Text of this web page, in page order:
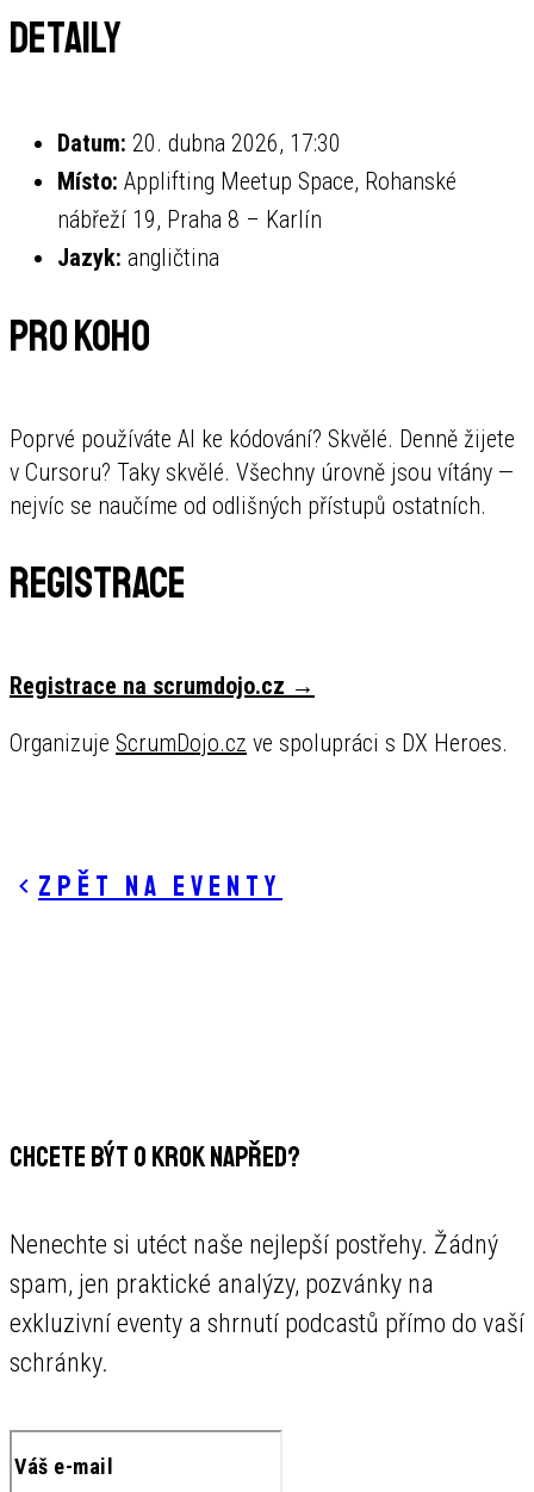
Detaily
Datum: 20. dubna 2026, 17:30
Místo: Applifting Meetup Space, Rohanské
nábřeží 19, Praha 8 – Karlín
Jazyk: angličtina
Pro koho
Poprvé používáte AI ke kódování? Skvělé. Denně žijete
v Cursoru? Taky skvělé. Všechny úrovně jsou vítány —
nejvíc se naučíme od odlišných přístupů ostatních.
Registrace
Registrace na scrumdojo.cz →
Organizuje ScrumDojo.cz ve spolupráci s DX Heroes.
Zpět na eventy
CHCETE BÝT O KROK NAPŘED?
Nenechte si utéct naše nejlepší postřehy. Žádný
spam, jen praktické analýzy, pozvánky na
exkluzivní eventy a shrnutí podcastů přímo do vaší
schránky.